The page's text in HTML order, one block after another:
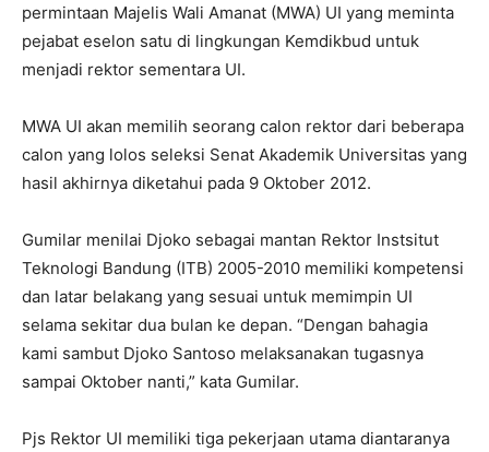
permintaan Majelis Wali Amanat (MWA) UI yang meminta
pejabat eselon satu di lingkungan Kemdikbud untuk
menjadi rektor sementara UI.
MWA UI akan memilih seorang calon rektor dari beberapa
calon yang lolos seleksi Senat Akademik Universitas yang
hasil akhirnya diketahui pada 9 Oktober 2012.
Gumilar menilai Djoko sebagai mantan Rektor Instsitut
Teknologi Bandung (ITB) 2005-2010 memiliki kompetensi
dan latar belakang yang sesuai untuk memimpin UI
selama sekitar dua bulan ke depan. “Dengan bahagia
kami sambut Djoko Santoso melaksanakan tugasnya
sampai Oktober nanti,” kata Gumilar.
Pjs Rektor UI memiliki tiga pekerjaan utama diantaranya